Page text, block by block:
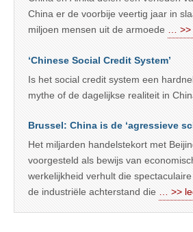
China er de voorbije veertig jaar in
miljoen mensen uit de armoede
…
‘Chinese Social Credit System’
Is het social credit system een
mythe of de dagelijkse realiteit in
Brussel: China is de ‘agressieve
Het miljarden handelstekort met
voorgesteld als bewijs van
werkelijkheid verhult die
de industriële achterstand die
… >>